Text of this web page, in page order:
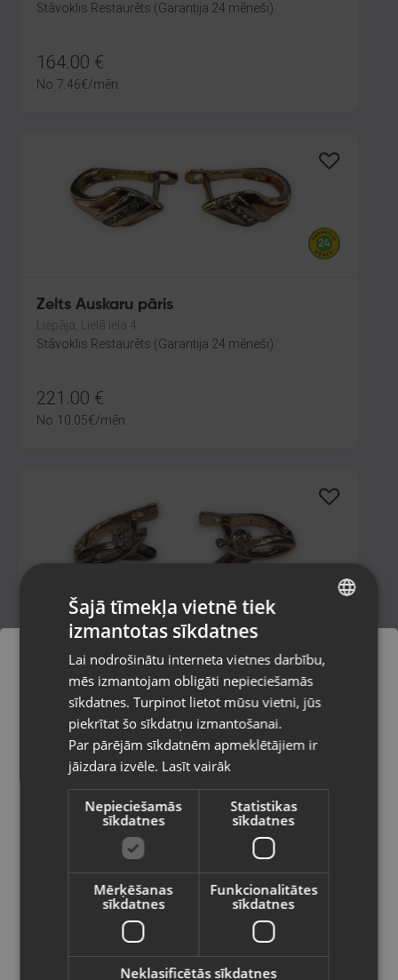
Stāvoklis Restaurēts (Garantija 24 mēneši)
164.00 €
No 7.46€/mēn.
Zelts Auskaru pāris
Liepāja, Lielā iela 4
Stāvoklis Restaurēts (Garantija 24 mēneši)
221.00 €
No 10.05€/mēn.
Zelta auskari
Valka, Raiņa iela 12 k-601
Stāvoklis Restaurēts (Garantija 24 mēneši)
215.00€
/mēn.
Zelta auskari
Pasūtījumi tiks piegādāti uz
izvēlēto valsti
Vietnes saturs būs attēlots izvēlētajā
valodā
Valsts
Latviešu / Latvian
RUSSIAN
Šajā tīmekļa vietnē tiek
izmantotas sīkdatnes
Lai nodrošinātu interneta vietnes darbību,
mēs izmantojam obligāti nepieciešamās
sīkdatnes. Turpinot lietot mūsu vietni, jūs
piekrītat šo sīkdatņu izmantošanai.
Par pārējām sīkdatnēm apmeklētājiem ir
jāizdara izvēle. Lasīt vairāk
Nepieciešamās
sīkdatnes
Statistikas
sīkdatnes
Mērķēšanas
sīkdatnes
Funkcionalitātes
sīkdatnes
Neklasificētās sīkdatnes